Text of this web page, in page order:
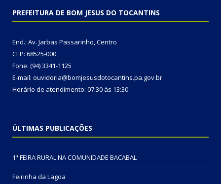
PREFEITURA DE BOM JESUS DO TOCANTINS
End.: Av. Jarbas Passarinho, Centro
CEP: 68525-000
Fone: (94) 3341-1125
E-mail: ouvidoria@bomjesusdotocantins.pa.gov.br
Horário de atendimento: 07:30 às 13:30
ÚLTIMAS PUBLICAÇÕES
1ª FEIRA RURAL NA COMUNIDADE BACABAL
Feirinha da Lagoa